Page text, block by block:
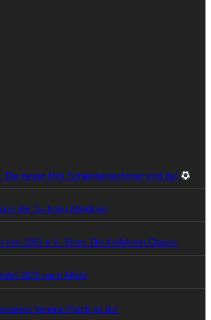
Die neuen Mini Schienbeinschoner sind da!
in der Ju-Jutsu Abteilung
von 1961 e.V.-Shop: Die Kollektion Classic
2026 nach Alfeld
Vereins-Patch ist da!